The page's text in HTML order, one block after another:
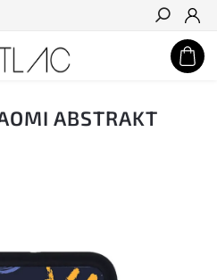
Hľadať
ABSTRAKT